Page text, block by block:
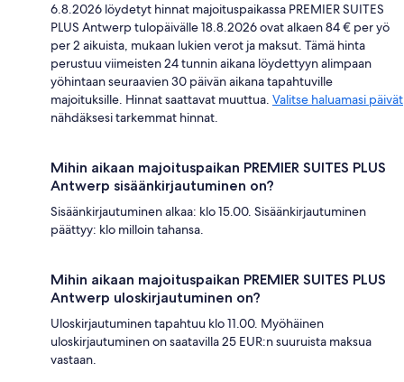
6.8.2026 löydetyt hinnat majoituspaikassa PREMIER SUITES
PLUS Antwerp tulopäivälle 18.8.2026 ovat alkaen 84 € per yö
per 2 aikuista, mukaan lukien verot ja maksut. Tämä hinta
perustuu viimeisten 24 tunnin aikana löydettyyn alimpaan
yöhintaan seuraavien 30 päivän aikana tapahtuville
majoituksille. Hinnat saattavat muuttua. Valitse haluamasi päivät
nähdäksesi tarkemmat hinnat.
Mihin aikaan majoituspaikan PREMIER SUITES PLUS
Antwerp sisäänkirjautuminen on?
Sisäänkirjautuminen alkaa: klo 15.00. Sisäänkirjautuminen
päättyy: klo milloin tahansa.
Mihin aikaan majoituspaikan PREMIER SUITES PLUS
Antwerp uloskirjautuminen on?
Uloskirjautuminen tapahtuu klo 11.00. Myöhäinen
uloskirjautuminen on saatavilla 25 EUR:n suuruista maksua
vastaan.